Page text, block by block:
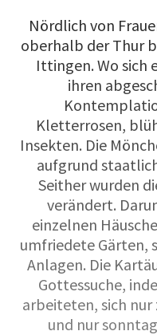
Nördlich von
oberhalb der Thur
Ittingen. Wo sich
ihren
Kletterrosen,
Insekten. Die
aufgrund
Seither wurden
verändert.
einzelnen
umfriedete Gärten,
Anlagen. Die
Gottessuche,
arbeiteten, sich nur
und nur